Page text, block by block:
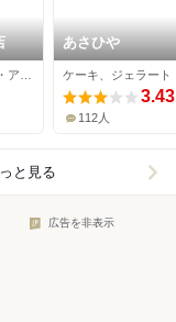
あさひや
3.43
112人
と見る
広告を非表示